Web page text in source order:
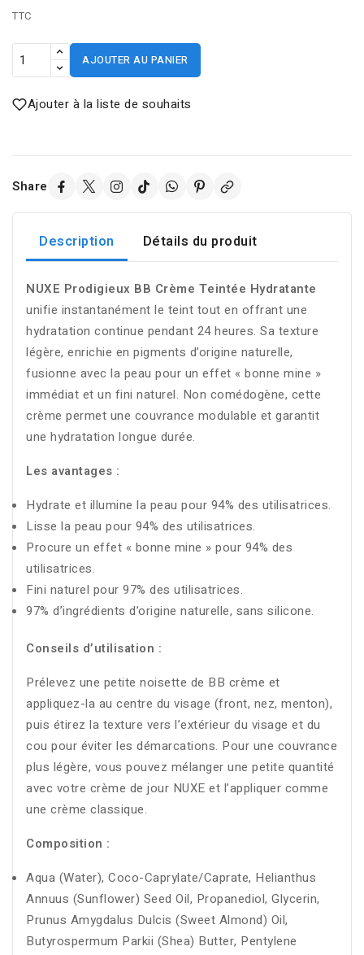
TTC
AJOUTER AU PANIER
Ajouter à la liste de souhaits
Share
Description Détails du produit
NUXE Prodigieux BB Crème Teintée Hydratante
unifie instantanément le teint tout en offrant une
hydratation continue pendant 24 heures. Sa texture
légère, enrichie en pigments d’origine naturelle,
fusionne avec la peau pour un effet « bonne mine »
immédiat et un fini naturel. Non comédogène, cette
crème permet une couvrance modulable et garantit
une hydratation longue durée.
Les avantages :
Hydrate et illumine la peau pour 94% des utilisatrices.
Lisse la peau pour 94% des utilisatrices.
Procure un effet « bonne mine » pour 94% des
utilisatrices.
Fini naturel pour 97% des utilisatrices.
97% d’ingrédients d’origine naturelle, sans silicone.
Conseils d’utilisation :
Prélevez une petite noisette de BB crème et
appliquez-la au centre du visage (front, nez, menton),
puis étirez la texture vers l’extérieur du visage et du
cou pour éviter les démarcations. Pour une couvrance
plus légère, vous pouvez mélanger une petite quantité
avec votre crème de jour NUXE et l’appliquer comme
une crème classique.
Composition :
Aqua (Water), Coco-Caprylate/Caprate, Helianthus
Annuus (Sunflower) Seed Oil, Propanediol, Glycerin,
Prunus Amygdalus Dulcis (Sweet Almond) Oil,
Butyrospermum Parkii (Shea) Butter, Pentylene